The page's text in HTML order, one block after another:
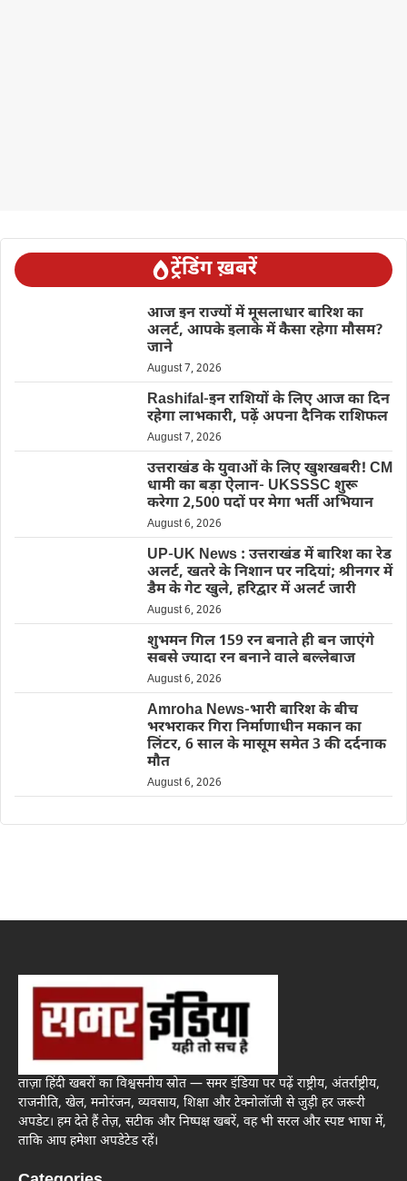
ट्रेंडिंग ख़बरें
आज इन राज्यों में मूसलाधार बारिश का
अलर्ट, आपके इलाके में कैसा रहेगा मौसम?
जाने
August 7, 2026
Rashifal-इन राशियों के लिए आज का दिन
रहेगा लाभकारी, पढ़ें अपना दैनिक राशिफल
August 7, 2026
उत्तराखंड के युवाओं के लिए खुशखबरी! CM
धामी का बड़ा ऐलान- UKSSSC शुरू
करेगा 2,500 पदों पर मेगा भर्ती अभियान
August 6, 2026
UP-UK News : उत्तराखंड में बारिश का रेड
अलर्ट, खतरे के निशान पर नदियां; श्रीनगर में
डैम के गेट खुले, हरिद्वार में अलर्ट जारी
August 6, 2026
शुभमन गिल 159 रन बनाते ही बन जाएंगे
सबसे ज्यादा रन बनाने वाले बल्लेबाज
August 6, 2026
Amroha News-भारी बारिश के बीच
भरभराकर गिरा निर्माणाधीन मकान का
लिंटर, 6 साल के मासूम समेत 3 की दर्दनाक
मौत
August 6, 2026
ताज़ा हिंदी खबरों का विश्वसनीय स्रोत — समर इंडिया पर पढ़ें राष्ट्रीय, अंतर्राष्ट्रीय,
राजनीति, खेल, मनोरंजन, व्यवसाय, शिक्षा और टेक्नोलॉजी से जुड़ी हर जरूरी
अपडेट। हम देते हैं तेज़, सटीक और निष्पक्ष खबरें, वह भी सरल और स्पष्ट भाषा में,
ताकि आप हमेशा अपडेटेड रहें।